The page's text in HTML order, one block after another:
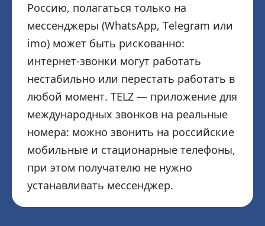
Россию, полагаться только на
мессенджеры (WhatsApp, Telegram или
imo) может быть рискованно:
интернет-звонки могут работать
нестабильно или перестать работать в
любой момент. TELZ — приложение для
международных звонков на реальные
номера: можно звонить на российские
мобильные и стационарные телефоны,
при этом получателю не нужно
устанавливать мессенджер.